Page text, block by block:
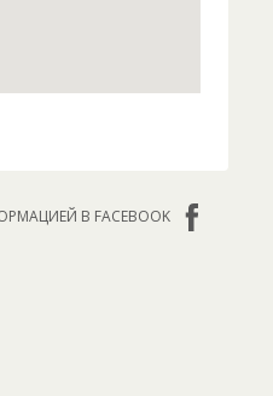
В FACEBOOK